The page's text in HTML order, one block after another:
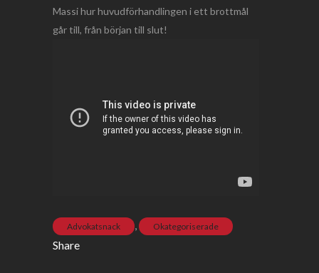
Massi hur huvudförhandlingen i ett brottmål
går till, från början till slut!
Advokatsnack , Okategoriserade
Share